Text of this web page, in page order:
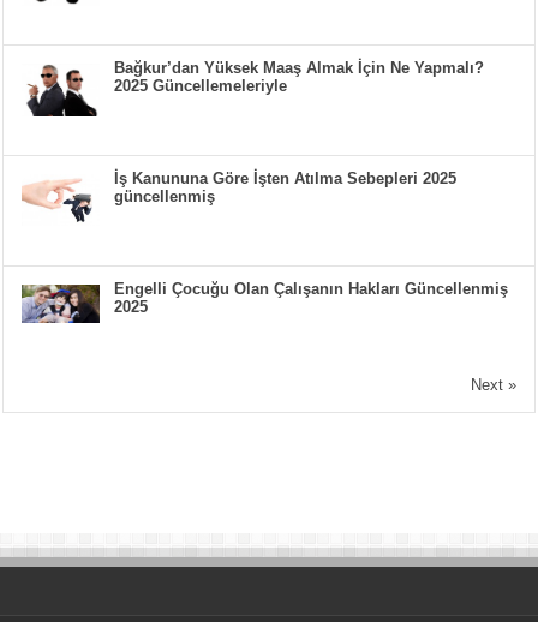
Bağkur’dan Yüksek Maaş Almak İçin Ne Yapmalı?
2025 Güncellemeleriyle
İş Kanununa Göre İşten Atılma Sebepleri 2025
güncellenmiş
Engelli Çocuğu Olan Çalışanın Hakları Güncellenmiş
2025
Next »